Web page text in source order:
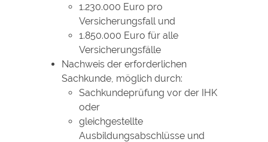
1.230.000 Euro pro
Versicherungsfall und
1.850.000 Euro für alle
Versicherungsfälle
Nachweis der erforderlichen
Sachkunde, möglich durch:
Sachkundeprüfung vor der IHK
oder
gleichgestellte
Ausbildungsabschlüsse und